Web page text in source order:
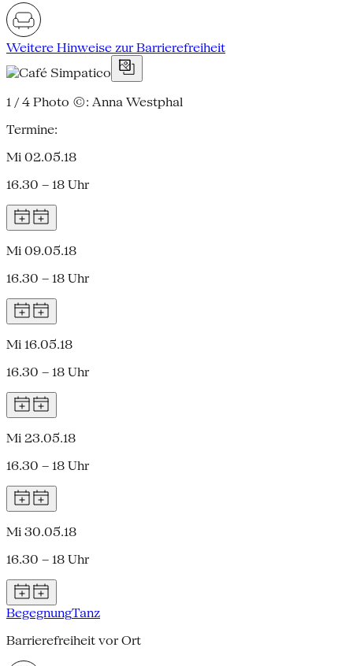
Weitere Hinweise zur Barrierefreiheit
1 / 4 Photo ©: Anna Westphal
Termine:
Mi 02.05.18
16.30 – 18 Uhr
Mi 09.05.18
16.30 – 18 Uhr
Mi 16.05.18
16.30 – 18 Uhr
Mi 23.05.18
16.30 – 18 Uhr
Mi 30.05.18
16.30 – 18 Uhr
BegegnungTanz
Barrierefreiheit vor Ort